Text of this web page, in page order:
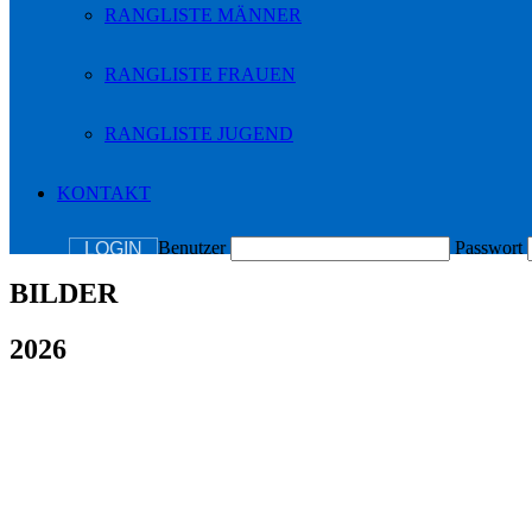
RANGLISTE MÄNNER
RANGLISTE FRAUEN
RANGLISTE JUGEND
KONTAKT
LOGIN Benutzer Passwort
BILDER
2026